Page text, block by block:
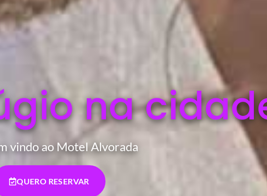
na
vindo ao Motel Alvorada
QUERO RESERVAR